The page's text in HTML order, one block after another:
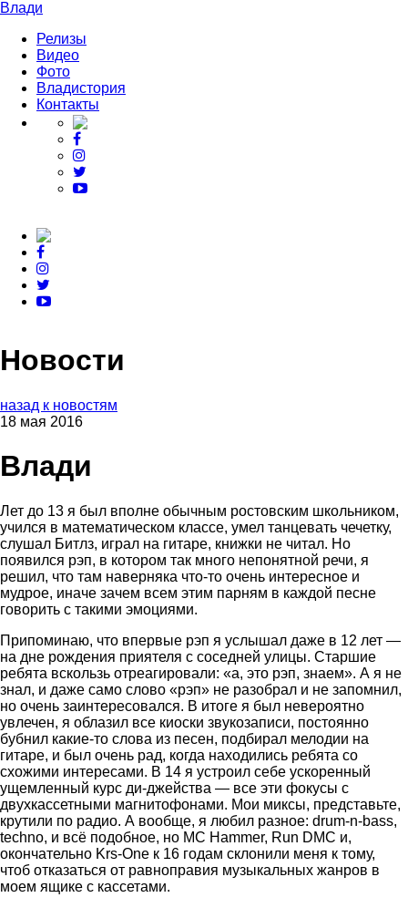
Влади
Релизы
Видео
Фото
Владистория
Контакты
Новости
назад к новостям
18 мая 2016
Влади
Лет до 13 я был вполне обычным ростовским школьником,
учился в математическом классе, умел танцевать чечетку,
слушал Битлз, играл на гитаре, книжки не читал. Но
появился рэп, в котором так много непонятной речи, я
решил, что там наверняка что‑то очень интересное и
мудрое, иначе зачем всем этим парням в каждой песне
говорить с такими эмоциями.
Припоминаю, что впервые рэп я услышал даже в 12 лет —
на дне рождения приятеля с соседней улицы. Старшие
ребята вскользь отреагировали: «а, это рэп, знаем». А я не
знал, и даже само слово «рэп» не разобрал и не запомнил,
но очень заинтересовался. В итоге я был невероятно
увлечен, я облазил все киоски звукозаписи, постоянно
бубнил какие‑то слова из песен, подбирал мелодии на
гитаре, и был очень рад, когда находились ребята со
схожими интересами. В 14 я устроил себе ускоренный
ущемленный курс ди‑джейства — все эти фокусы с
двухкассетными магнитофонами. Мои миксы, представьте,
крутили по радио. А вообще, я любил разное: drum-n-bass,
techno, и всё подобное, но MC Hammer, Run DMC и,
окончательно Krs-One к 16 годам склонили меня к тому,
чтоб отказаться от равноправия музыкальных жанров в
моем ящике с кассетами.